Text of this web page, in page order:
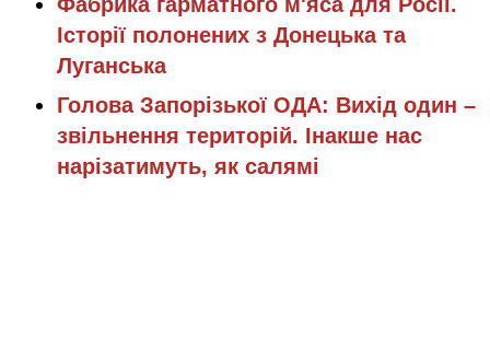
Історії полонених з Донецька та
Луганська
Голова Запорізької ОДА: Вихід один –
звільнення територій. Інакше нас
нарізатимуть, як салямі